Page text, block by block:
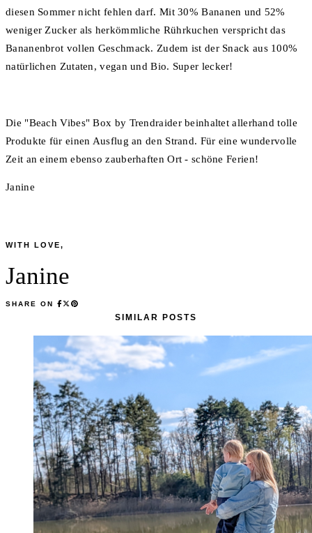
diesen Sommer nicht fehlen darf. Mit 30% Bananen und 52%
weniger Zucker als herkömmliche Rührkuchen verspricht das
Bananenbrot vollen Geschmack. Zudem ist der Snack aus 100%
natürlichen Zutaten, vegan und Bio. Super lecker!
Die "Beach Vibes" Box by Trendraider beinhaltet allerhand tolle
Produkte für einen Ausflug an den Strand. Für eine wundervolle
Zeit an einem ebenso zauberhaften Ort - schöne Ferien!
Janine
WITH LOVE,
Janine
SHARE ON
SIMILAR POSTS